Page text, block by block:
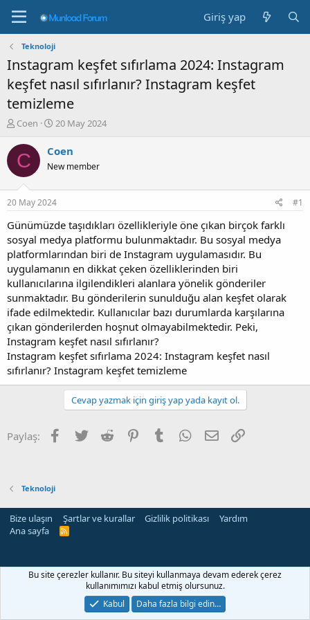
Giriş yap
Teknoloji
Instagram keşfet sıfırlama 2024: Instagram
keşfet nasıl sıfırlanır? Instagram keşfet
temizleme
K
n
b
u
u
b
a
l
a
t
a
n
Coen
B
ş
a
g
ı
ç
a
r
i
h
i
20 May 2024
C Coen
New member
20 May 2024 #1
Günümüzde taşıdıkları özellikleriyle öne çıkan birçok farklı
sosyal medya platformu bulunmaktadır. Bu sosyal medya
platformlarından biri de Instagram uygulamasıdır. Bu
uygulamanın en dikkat çeken özelliklerinden biri
kullanıcılarına ilgilendikleri alanlara yönelik gönderiler
sunmaktadır. Bu gönderilerin sunulduğu alan keşfet olarak
ifade edilmektedir. Kullanıcılar bazı durumlarda karşılarına
çıkan gönderilerden hoşnut olmayabilmektedir. Peki,
Instagram keşfet nasıl sıfırlanır?
Instagram keşfet sıfırlama 2024: Instagram keşfet nasıl
sıfırlanır? Instagram keşfet temizleme
Cevap yazmak için giriş yap yada kayıt ol.
Paylaş: Facebook
Twitter Reddit PinterestTumblr WhatsApp
E-posta
Teknoloji
Bize ulaşın Şartlar ve kurallar Gizlilik politikası
Yardım
Ana sayfa
R
Bu site çerezler kullanır. Bu siteyi kullanmaya devam ederek çerez
kullanımımızı kabul etmiş olursunuz.
Kabul
Daha fazla bilgi edin…